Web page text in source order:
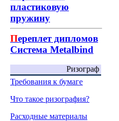
пластиковую
пружину
Переплет дипломов
Система Metalbind
Ризограф
Требования к бумаге
Что такое ризография?
Расходные материалы